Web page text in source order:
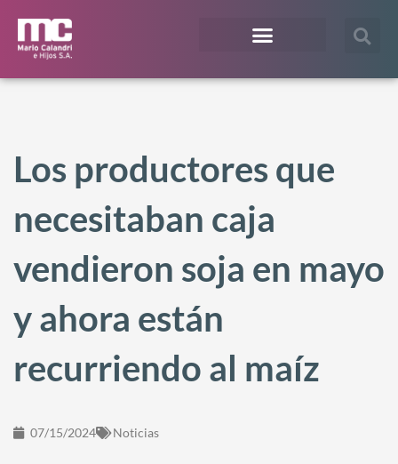
Los productores que
necesitaban caja
vendieron soja en mayo
y ahora están
recurriendo al maíz
07/15/2024 Noticias